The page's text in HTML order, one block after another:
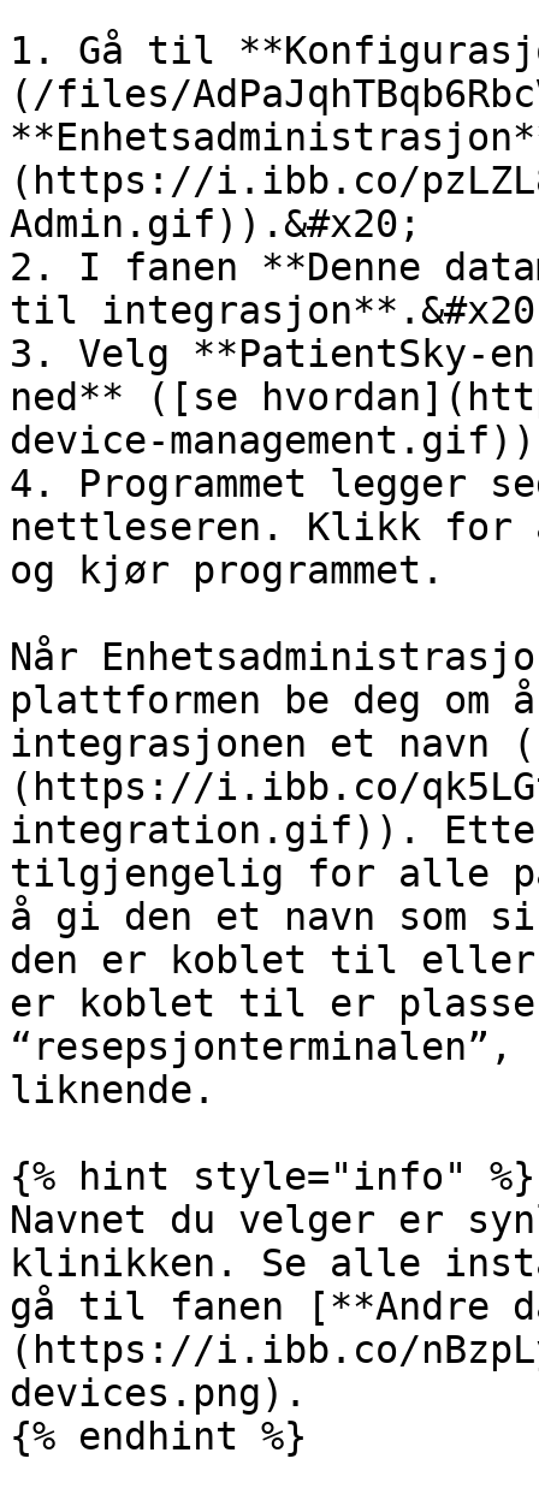
1. Gå til
(/files/
(https://i.ibb.co/
Admin.gif)).&#x20;
2. I fanen **Denne
til
3. Velg **PatientSky-
ned** ([se
device-
4. Programmet legger
nettleseren. Klikk for
og kjør programmet.
Når
plattformen be deg om
integrasjonen et navn
(https://i.ibb.co/
integration.gif)).
tilgjengelig for alle
å gi den et navn som
den er koblet til eller
er koblet til er
liknende.
{% hint style="info" %}
Navnet du velger er
klinikken. Se alle
gå til fanen [**Andre
(https://i.ibb.co/
devices.png).
{% endhint %}